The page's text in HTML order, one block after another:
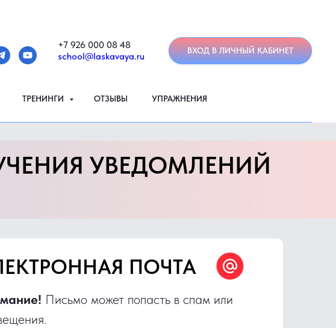
+7 926 000 08 48
school@laskavaya.ru
ВХОД В ЛИЧНЫЙ КАБИНЕТ
ТРЕНИНГИ ОТЗЫВЫ УПРАЖНЕНИЯ
УВЕДОМЛЕНИЙ
ПОЧТА
Письмо может попасть в спам или